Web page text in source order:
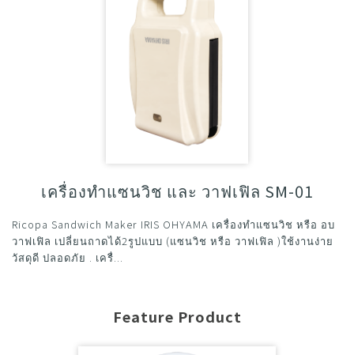
เครื่องทำแซนวิช และ วาฟเฟิล SM-01
Ricopa Sandwich Maker IRIS OHYAMA เครื่องทำแซนวิช หรือ อบ
วาฟเฟิล เปลี่ยนถาดได้2รูปแบบ (แซนวิช หรือ วาฟเฟิล )ใช้งานง่าย
วัสดุดี ปลอดภัย . เครื่...
Feature Product